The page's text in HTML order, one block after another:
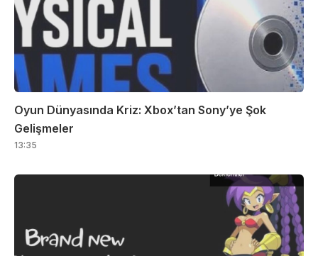
Oyun Dünyasında Kriz: Xbox’tan Sony’ye Şok
Gelişmeler
13:35